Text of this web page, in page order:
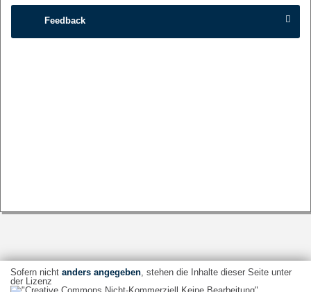
Feedback
Sofern nicht anders angegeben, stehen die Inhalte dieser Seite unter
der Lizenz